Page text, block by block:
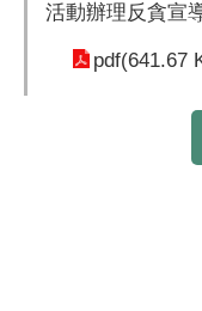
活動辦理反貪宣
pdf(641.67